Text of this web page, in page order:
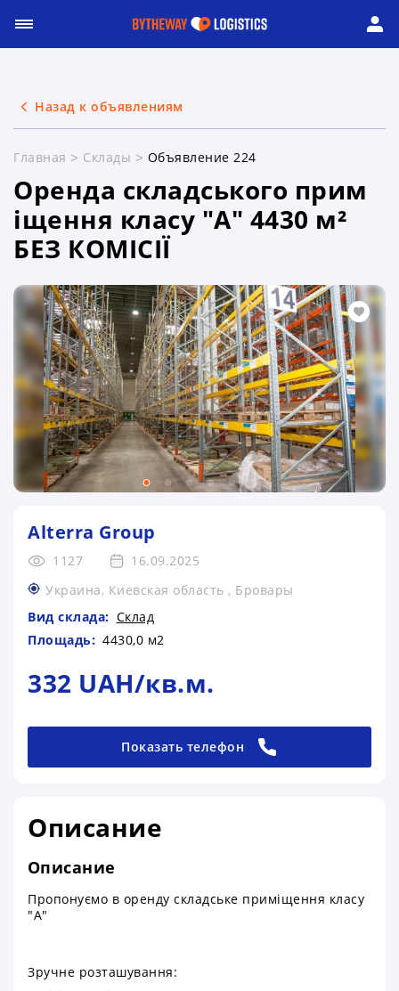
Главная Склады Объявление 224
Оренда складського прим
іщення класу "А" 4430 м²
БЕЗ КОМІСІЇ
Назад к объявлениям
Alterra Group
1127
16.09.2025
Украина, Киевская область , Бровары
Вид склада: Склад
Площадь: 4430,0 м2
332 UAH/кв.м.
Показать телефон
Описание
Описание
Пропонуємо в оренду складське приміщення класу
"А"
Зручне розташування: